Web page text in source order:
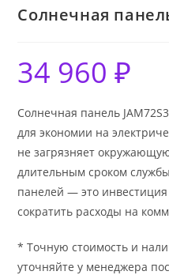
Солнечная
34 960₽
Солнечная панель
для экономии на
не загрязняет
длительным сроком
панелей — это
сократить расходы на
* Точную стоимость и
уточняйте у менеджера